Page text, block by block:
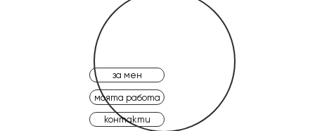
за мен
моята работа
контакти